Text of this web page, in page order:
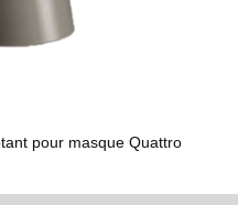
pour masque Quattro